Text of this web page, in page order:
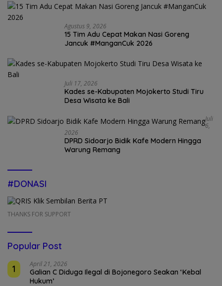
Agustus 9, 2026
15 Tim Adu Cepat Makan Nasi Goreng
Jancuk #ManganCuk 2026
Juli 17, 2026
Kades se-Kabupaten Mojokerto Studi Tiru
Desa Wisata ke Bali
Juli
6,
2026
DPRD Sidoarjo Bidik Kafe Modern Hingga
Warung Remang
#DONASI
THANKS FOR SUPPORT
Popular Post
1
April 21, 2026
Galian C Diduga Ilegal di Bojonegoro Seakan ‘Kebal
Hukum’